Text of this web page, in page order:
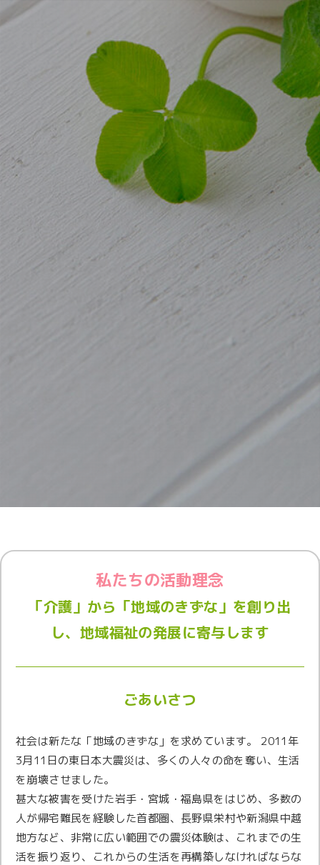
私たちの活動理念
「介護」から「地域のきずな」を創り出
し、地域福祉の発展に寄与します
ごあいさつ
社会は新たな「地域のきずな」を求めています。 2011年
3月11日の東日本大震災は、多くの人々の命を奪い、生活
を崩壊させました。
甚大な被害を受けた岩手・宮城・福島県をはじめ、多数の
人が帰宅難民を経験した首都圏、長野県栄村や新潟県中越
地方など、非常に広い範囲での震災体験は、これまでの生
活を振り返り、これからの生活を再構築しなければならな